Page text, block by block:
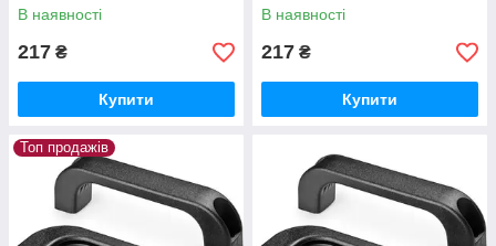
В наявності
217 ₴
Купити
В наявності
217 ₴
Купити
Топ продажів